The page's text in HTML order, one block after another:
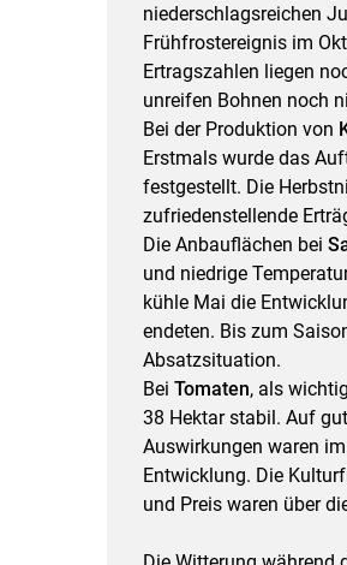
niederschlagsreichen
Frühfrostereignis im
Ertragszahlen liegen
unreifen Bohnen noch
Bei der Produktion von
Erstmals wurde das
festgestellt. Die
zufriedenstellende
Die Anbauflächen bei
und niedrige
kühle Mai die
endeten. Bis zum
Absatzsituation.
Bei Tomaten, als
38 Hektar stabil. Auf
Auswirkungen waren
Entwicklung. Die
und Preis waren über